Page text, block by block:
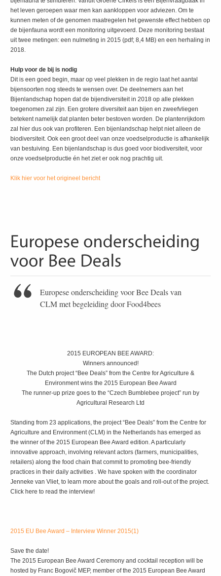
het leven geroepen waar men kan aankloppen voor adviezen. Om te
kunnen meten of de genomen maatregelen het gewenste effect hebben op
de bijenfauna wordt een monitoring uitgevoerd. Deze monitoring bestaat
uit twee metingen: een nulmeting in 2015 (pdf; 8,4 MB) en een herhaling in
2018.
Hulp voor de bij is nodig
Dit is een goed begin, maar op veel plekken in de regio laat het aantal
bijensoorten nog steeds te wensen over. De deelnemers aan het
Bijenlandschap hopen dat de bijendiversiteit in 2018 op alle plekken
toegenomen zal zijn. Een grotere diversiteit aan bijen en zweefvliegen
betekent namelijk dat planten beter bestoven worden. De plantenrijkdom
zal hier dus ook van profiteren. Een bijenlandschap helpt niet alleen de
biodiversiteit. Ook een groot deel van onze voedselproductie is afhankelijk
van bestuiving. Een bijenlandschap is dus goed voor biodiversiteit, voor
onze voedselproductie én het ziet er ook nog prachtig uit.
Klik hier voor het origineel bericht
Europese onderscheiding voor Bee Deals van
CLM met begeleiding door Food4bees
2015 EUROPEAN BEE AWARD:
Winners announced!
The Dutch project “Bee Deals” from the Centre for Agriculture &
Environment wins the 2015 European Bee Award
The runner-up prize goes to the “Czech Bumblebee project” run by
Agricultural Research Ltd
Standing from 23 applications, the project “Bee Deals” from the Centre for
Agriculture and Environment (CLM) in the Netherlands has emerged as
the winner of the 2015 European Bee Award edition. A particularly
innovative approach, involving relevant actors (farmers, municipalities,
retailers) along the food chain that commit to promoting bee-friendly
practices in their daily activities . We have spoken with the coordinator
Jenneke van Vliet, to learn more about the goals and roll-out of the project.
Click here to read the interview!
2015 EU Bee Award – Interview Winner 2015(1)
Save the date!
The 2015 European Bee Award Ceremony and cocktail reception will be
hosted by Franc Bogovič MEP, member of the 2015 European Bee Award